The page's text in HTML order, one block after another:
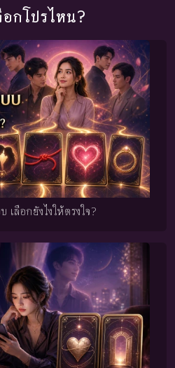
กโปรไหน?
ลือกยังไงให้ตรงใจ?